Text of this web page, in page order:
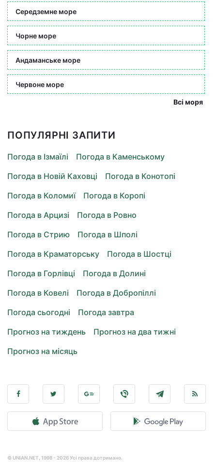
Середземне море
Чорне море
Андаманське море
Червоне море
Всі моря
ПОПУЛЯРНІ ЗАПИТИ
Погода в Ізмаїлі
Погода в Каменському
Погода в Новій Каховці
Погода в Конотопі
Погода в Коломиї
Погода в Коропі
Погода в Арцизі
Погода в Ровно
Погода в Стрию
Погода в Шполі
Погода в Краматорську
Погода в Шостці
Погода в Горлівці
Погода в Долині
Погода в Ковелі
Погода в Добропіллі
Погода сьогодні
Погода завтра
Прогноз на тиждень
Прогноз на два тижні
Прогноз на місяць
© UNIAN.NET, 1998 - 2026 Усі права дотримано.